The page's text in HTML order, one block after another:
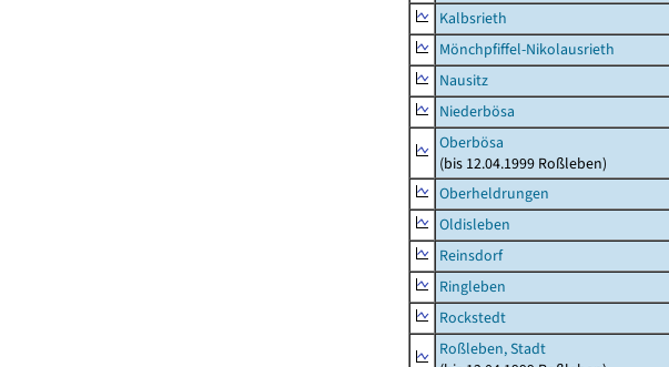
Kalbsrieth
Mönchpfiffel-Nikolausrieth
Nausitz
Niederbösa
Oberbösa
(bis 12.04.1999 Roßleben)
Oberheldrungen
Oldisleben
Reinsdorf
Ringleben
Rockstedt
Roßleben, Stadt